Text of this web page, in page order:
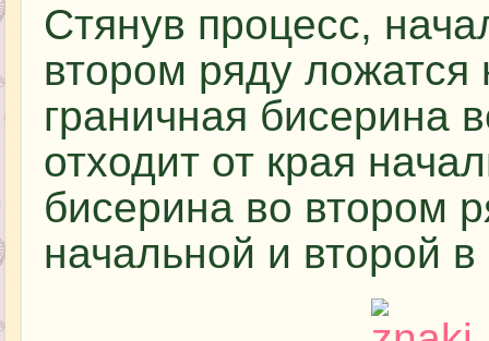
Стянув процесс,
втором ряду
граничная бисерина
отходит от края
бисерина во втором
начальной и второй